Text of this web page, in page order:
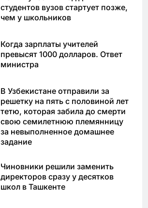
студентов вузов стартует позже,
чем у школьников
Когда зарплаты учителей
превысят 1000 долларов. Ответ
министра
В Узбекистане отправили за
решетку на пять с половиной лет
тетю, которая забила до смерти
свою семилетнюю племянницу
за невыполненное домашнее
задание
Чиновники решили заменить
директоров сразу у десятков
школ в Ташкенте